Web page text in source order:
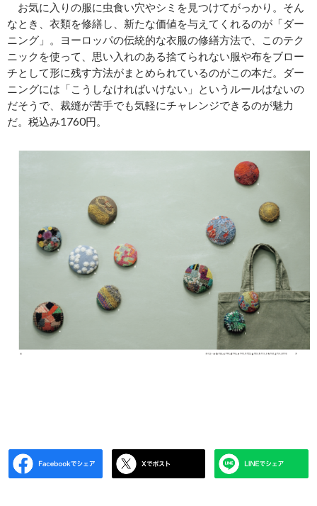
お気に入りの服に虫食い穴やシミを見つけてがっかり。そん
なとき、衣類を修繕し、新たな価値を与えてくれるのが「ダー
ニング」。ヨーロッパの伝統的な衣服の修繕方法で、このテク
ニックを使って、思い入れのある捨てられない服や布をブロー
チとして形に残す方法がまとめられているのがこの本だ。ダー
ニングには「こうしなければいけない」というルールはないの
だそうで、裁縫が苦手でも気軽にチャレンジできるのが魅力
だ。税込み1760円。